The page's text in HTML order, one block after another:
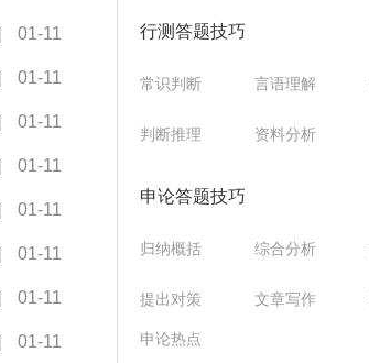
01-11
01-11
01-11
01-11
01-11
01-11
01-11
01-11
行测答题技巧
常识判断 言语理解
判断推理 资料分析
申论答题技巧
归纳概括 综合分析
提出对策 文章写作
申论热点